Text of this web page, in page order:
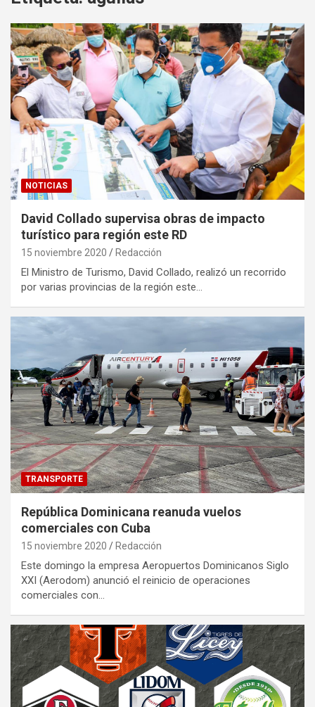
NOTICIAS
David Collado supervisa obras de impacto
turístico para región este RD
15 noviembre 2020 Redacción
El Ministro de Turismo, David Collado, realizó un recorrido
por varias provincias de la región este…
TRANSPORTE
República Dominicana reanuda vuelos
comerciales con Cuba
15 noviembre 2020 Redacción
Este domingo la empresa Aeropuertos Dominicanos Siglo
XXI (Aerodom) anunció el reinicio de operaciones
comerciales con…